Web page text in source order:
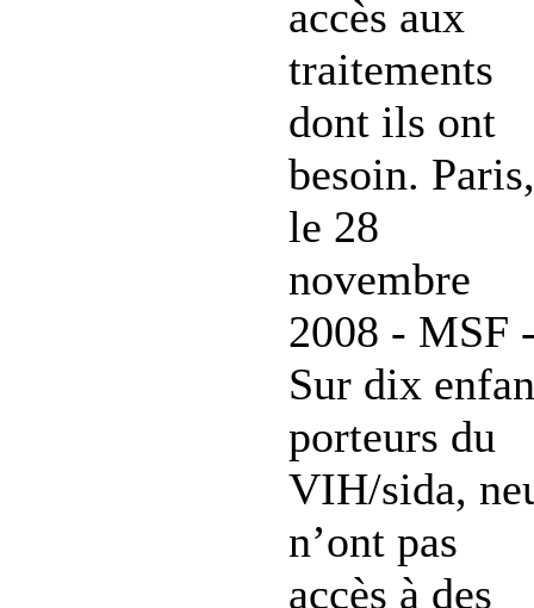
accès aux
traitements
dont ils ont
besoin. Paris,
le 28
novembre
2008 - MSF
Sur dix
porteurs du
VIH/sida,
n’ont pas
accès à des